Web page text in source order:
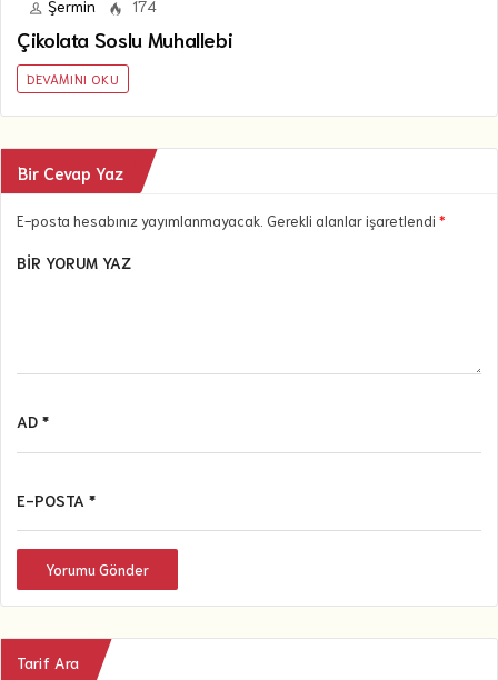
Şermin 174
Çikolata Soslu Muhallebi
DEVAMINI OKU
Bir Cevap Yaz
E-posta hesabınız yayımlanmayacak. Gerekli alanlar işaretlendi *
BIR YORUM YAZ
AD *
E-POSTA *
Yorumu Gönder
Tarif Ara